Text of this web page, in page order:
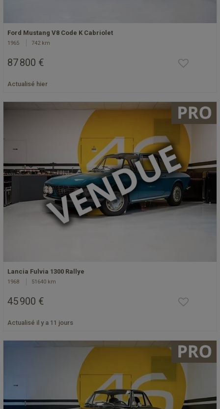
Ford Mustang V8 Code K Cabriolet
1965 742 km
87 800 €
Actualisé hier
Lancia Fulvia 1300 Rallye
1968 51640 km
45 900 €
Actualisé il y a 11 jours